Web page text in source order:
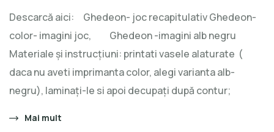
Descarcă aici: Ghedeon- joc recapitulativ Ghedeon-
color- imagini joc, Ghedeon -imagini alb negru
Materiale și instrucțiuni: printati vasele alaturate (
daca nu aveti imprimanta color, alegi varianta alb-
negru), laminaţi-le si apoi decupaţi după contur;
Mai mult